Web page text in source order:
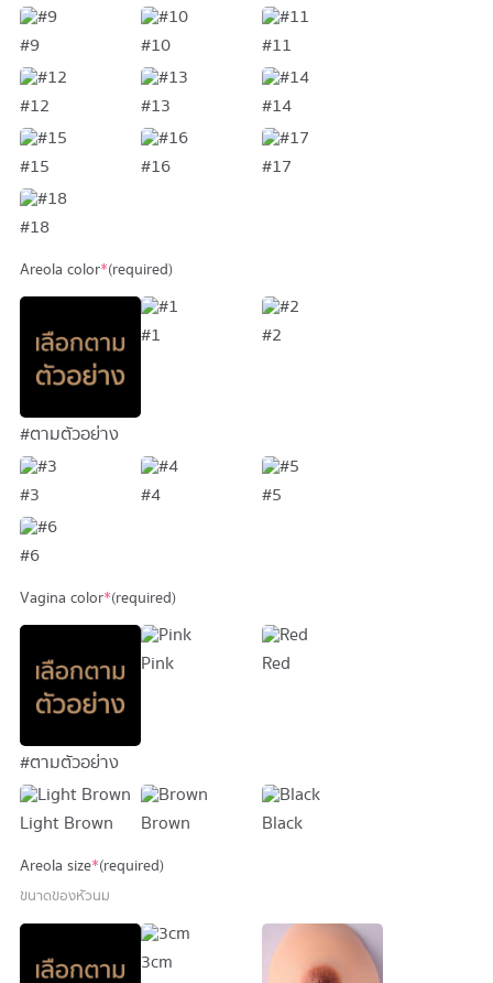
#9 #10 #11
#12 #13 #14
#15 #16 #17
#18
Areola color*(required)
#ตามตัวอย่าง
#1 #2
#3 #4 #5
#6
Vagina color*(required)
#ตามตัวอย่าง
Pink Red
Light Brown Brown Black
Areola size*(required)
ขนาดของหัวนม
3cm